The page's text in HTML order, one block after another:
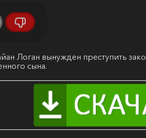
Логан вынужден преступить
сына.